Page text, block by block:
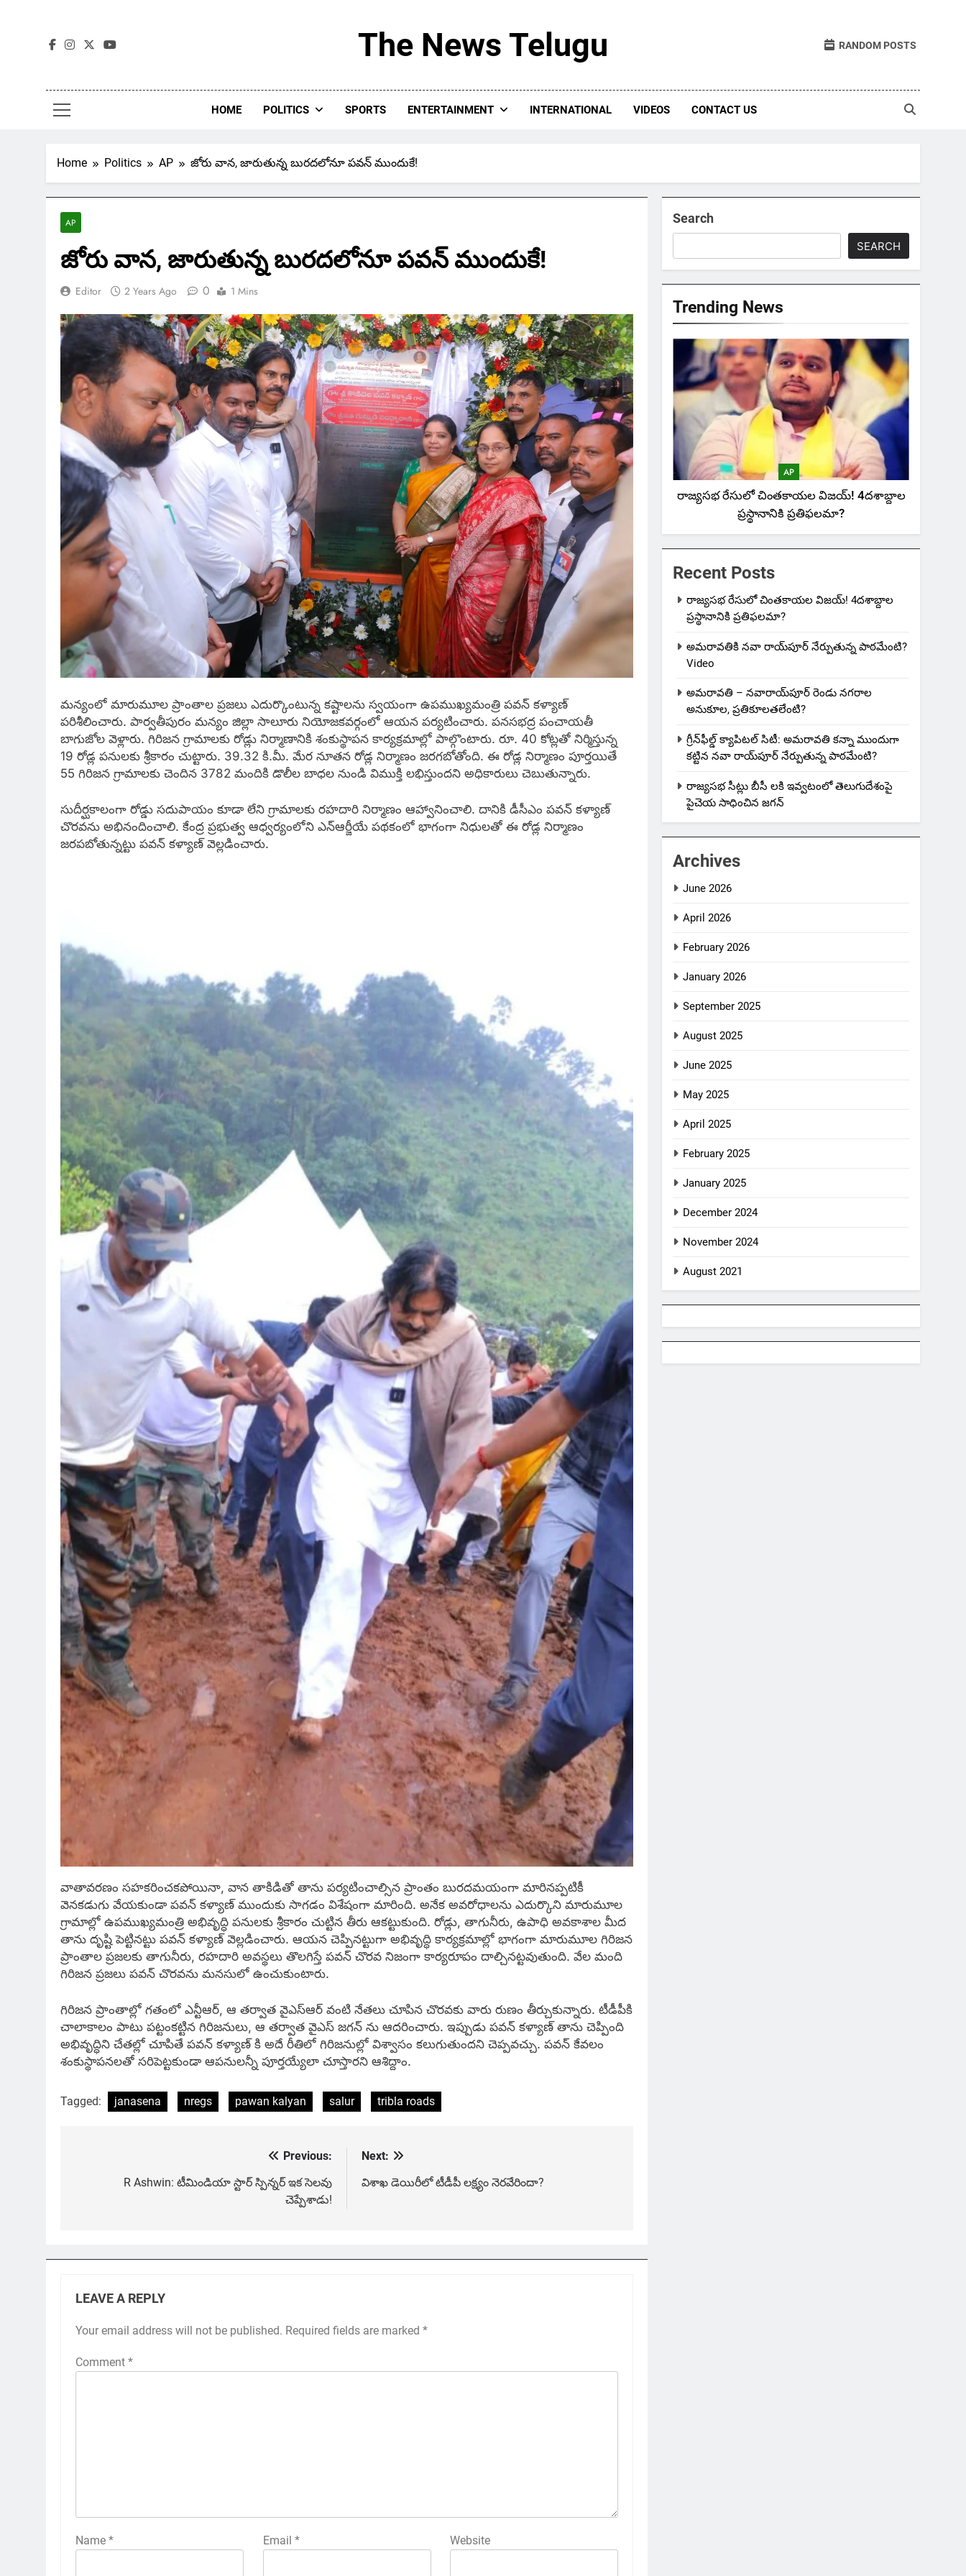
The News Telugu RANDOM POSTS
HOME POLITICS SPORTS ENTERTAINMENT INTERNATIONAL VIDEOS CONTACT US
Home Politics AP జోరు వాన, జారుతున్న బురదలోనూ పవన్ ముందుకే!
AP
జోరు వాన, జారుతున్న బురదలోనూ పవన్ ముందుకే!
Editor 2 Years Ago 0 1 Mins
మన్యంలో మారుమూల ప్రాంతాల ప్రజలు ఎదుర్కొంటున్న కష్టాలను స్వయంగా ఉపముఖ్యమంత్రి పవన్ కళ్యాణ్
పరిశీలించారు. పార్వతీపురం మన్యం జిల్లా సాలూరు నియోజకవర్గంలో ఆయన పర్యటించారు. పనసభద్ర పంచాయతీ
బాగుజోల వెళ్లారు. గిరిజన గ్రామాలకు రోడ్లు నిర్మాణానికి శంకుస్థాపన కార్యక్రమాల్లో పాల్గొంటారు. రూ. 40 కోట్లతో నిర్మిస్తున్న
19 రోడ్ల పనులకు శ్రీకారం చుట్టారు. 39.32 కి.మీ. మేర నూతన రోడ్ల నిర్మాణం జరగబోతోంది. ఈ రోడ్ల నిర్మాణం పూర్తయితే
55 గిరిజన గ్రామాలకు చెందిన 3782 మందికి డొలీల బాధల నుండి విముక్తి లభిస్తుందని అధికారులు చెబుతున్నారు.
సుదీర్ఘకాలంగా రోడ్డు సదుపాయం కూడా లేని గ్రామాలకు రహదారి నిర్మాణం ఆహ్వానించాలి. దానికి డీసీఎం పవన్ కళ్యాణ్‌
చొరవను అభినందించాలి. కేంద్ర ప్రభుత్వ ఆధ్వర్యంలోని ఎన్ఆర్జీయే పథకంలో భాగంగా నిధులతో ఈ రోడ్ల నిర్మాణం
జరపబోతున్నట్టు పవన్ కళ్యాణ్‌ వెల్లడించారు.
వాతావరణం సహకరించకపోయినా, వాన తాకిడితో తాను పర్యటించాల్సిన ప్రాంతం బురదమయంగా మారినప్పటికీ
వెనకడుగు వేయకుండా పవన్ కళ్యాణ్‌ ముందుకు సాగడం విశేషంగా మారింది. అనేక అవరోధాలను ఎదుర్కొని మారుమూల
గ్రామాల్లో ఉపముఖ్యమంత్రి అభివృద్ధి పనులకు శ్రీకారం చుట్టిన తీరు ఆకట్టుకుంది. రోడ్లు, తాగునీరు, ఉపాధి అవకాశాల మీద
తాను దృష్టి పెట్టినట్టు పవన్ కళ్యాణ్‌ వెల్లడించారు. ఆయన చెప్పినట్టుగా అభివృద్ధి కార్యక్రమాల్లో భాగంగా మారుమూల గిరిజన
ప్రాంతాల ప్రజలకు తాగునీరు, రహదారి అవస్థలు తొలగిస్తే పవన్ చొరవ నిజంగా కార్యరూపం దాల్చినట్టవుతుంది. వేల మంది
గిరిజన ప్రజలు పవన్ చొరవను మనసులో ఉంచుకుంటారు.
గిరిజన ప్రాంతాల్లో గతంలో ఎన్టీఆర్, ఆ తర్వాత వైఎస్ఆర్ వంటి నేతలు చూపిన చొరవకు వారు రుణం తీర్చుకున్నారు. టీడీపీకి
చాలాకాలం పాటు పట్టంకట్టిన గిరిజనులు, ఆ తర్వాత వైఎస్ జగన్ ను ఆదరించారు. ఇప్పుడు పవన్ కళ్యాణ్ తాను చెప్పింది
అభివృద్ధిని చేతల్లో చూపితే పవన్ కళ్యాణ్ కి అదే రీతిలో గిరిజనుల్లో విశ్వాసం కలుగుతుందని చెప్పవచ్చు. పవన్ కేవలం
శంకుస్థాపనలతో సరిపెట్టకుండా ఆపనులన్నీ పూర్తయ్యేలా చూస్తారని ఆశిద్దాం.
Tagged: janasena nregs pawan kalyan salur tribla roads
navigation
Previous:
R Ashwin: టీమిండియా స్టార్ స్పిన్నర్ ఇక సెలవు
చెప్పేశాడు!
Next:
విశాఖ డెయిరీలో టీడీపీ లక్ష్యం నెరవేరిందా?
LEAVE A REPLY
Your email address will not be published. Required fields are marked *
Comment *
Name * Email * Website
Search
SEARCH
Trending News
AP
రాజ్యసభ రేసులో చింతకాయల విజయ్‌! 4దశాబ్దాల
ప్రస్థానానికి ప్రతిఫలమా?
Recent Posts
రాజ్యసభ రేసులో చింతకాయల విజయ్‌! 4దశాబ్దాల
ప్రస్థానానికి ప్రతిఫలమా?
అమరావతికి నవా రాయ్‌పూర్ నేర్పుతున్న పాఠమేంటి?
Video
అమరావతి – నవారాయ్‌పూర్ రెండు నగరాల
అనుకూల, ప్రతికూలతలేంటి?
గ్రీన్‌ఫీల్డ్ క్యాపిటల్ సిటీ: అమరావతి కన్నా ముందుగా
కట్టిన నవా రాయ్‌పూర్ నేర్పుతున్న పాఠమేంటి?
రాజ్యసభ సీట్లు బీసీ లకి ఇవ్వటంలో తెలుగుదేశంపై
పైచెయ సాధించిన జగన్
Archives
June 2026
April 2026
February 2026
January 2026
September 2025
August 2025
June 2025
May 2025
April 2025
February 2025
January 2025
December 2024
November 2024
August 2021